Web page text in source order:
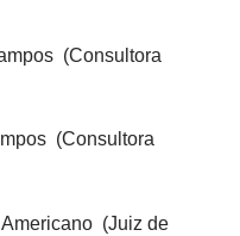
(Consultora
(Consultora
(Juiz de